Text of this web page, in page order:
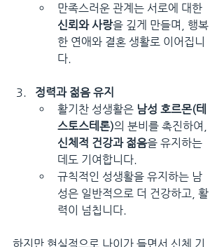
만족스러운 관계는 서로에 대한
신뢰와 사랑을 깊게 만들며, 행복
한 연애와 결혼 생활로 이어집니
다.
정력과 젊음 유지
활기찬 성생활은 남성 호르몬(테
스토스테론)의 분비를 촉진하여,
신체적 건강과 젊음을 유지하는
데도 기여합니다.
규칙적인 성생활을 유지하는 남
성은 일반적으로 더 건강하고, 활
력이 넘칩니다.
하지만 현실적으로 나이가 들면서 신체 기